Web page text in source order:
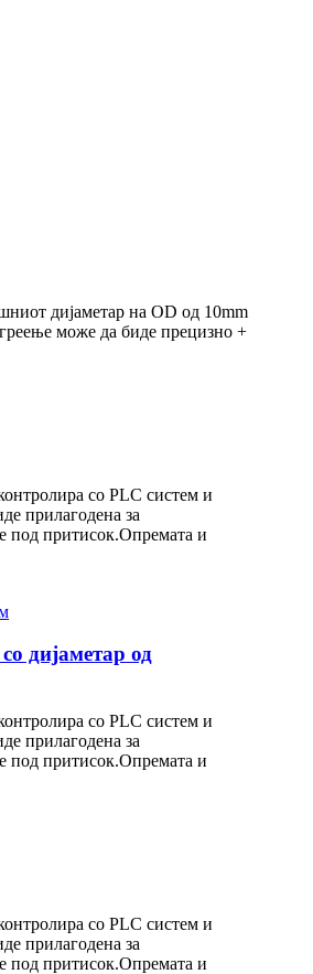
дијаметар на OD од 10mm
може да биде прецизно +
со PLC систем и
прилагодена за
под притисок.Опремата и
дијаметар од
со PLC систем и
прилагодена за
под притисок.Опремата и
со PLC систем и
прилагодена за
под притисок.Опремата и